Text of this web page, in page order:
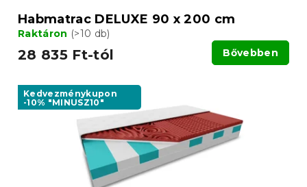
Habmatrac DELUXE 90 x 200 cm
Raktáron (>10 db)
28 835 Ft-tól Bővebben
Kedvezménykupon
-10% "MINUSZ10"